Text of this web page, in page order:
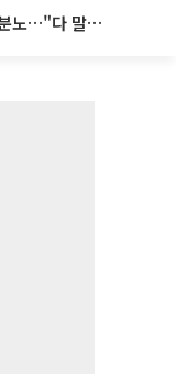
박문성, 축구협회 '성 접대' 보도에 분노…"다 말아먹으려고 작정했나"